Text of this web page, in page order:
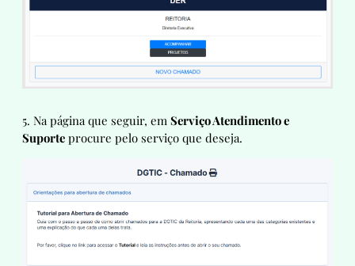
5. Na página que seguir, em Serviço Atendimento e
Suporte procure pelo serviço que deseja.